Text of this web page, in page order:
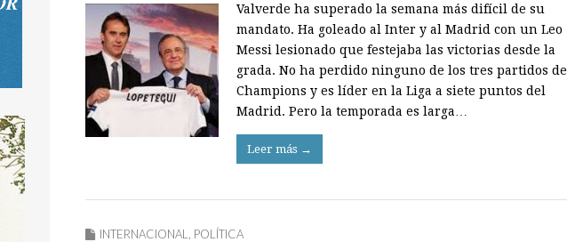
Valverde ha superado la semana más difícil de su
mandato. Ha goleado al Inter y al Madrid con un Leo
Messi lesionado que festejaba las victorias desde la
grada. No ha perdido ninguno de los tres partidos de
Champions y es líder en la Liga a siete puntos del
Madrid. Pero la temporada es larga…
Leer más →
INTERNACIONAL POLÍTICA